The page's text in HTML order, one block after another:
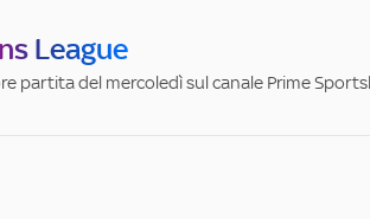
League
partita del mercoledì sul canale Prime